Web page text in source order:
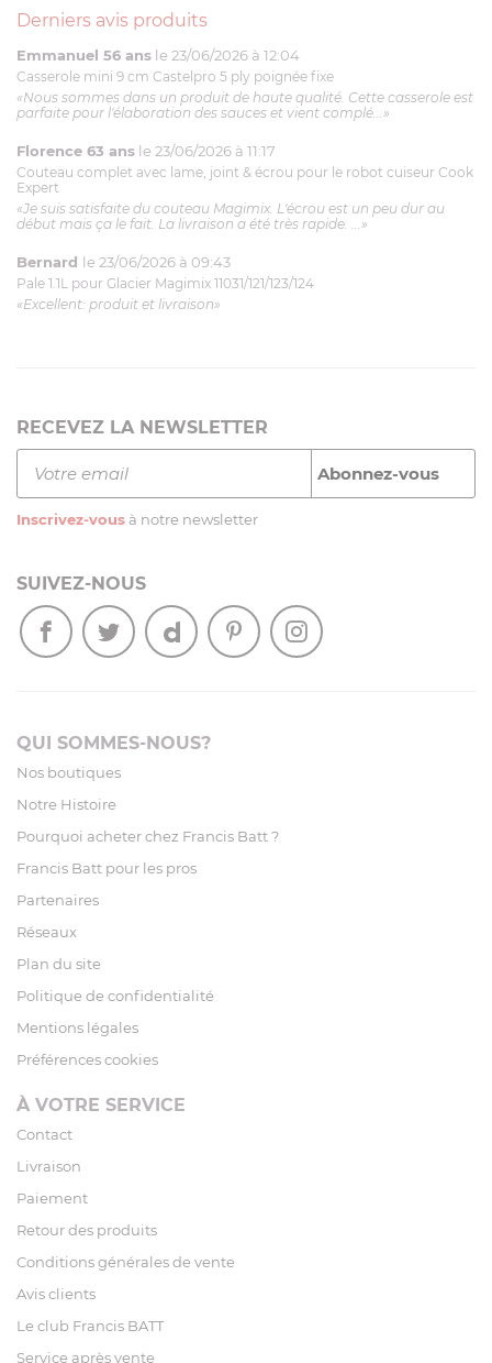
Derniers avis produits
Emmanuel 56 ans le 23/06/2026 à 12:04
Casserole mini 9 cm Castelpro 5 ply poignée fixe
«Nous sommes dans un produit de haute qualité. Cette casserole est
parfaite pour l'élaboration des sauces et vient complé...»
Florence 63 ans le 23/06/2026 à 11:17
Couteau complet avec lame, joint & écrou pour le robot cuiseur Cook
Expert
«Je suis satisfaite du couteau Magimix. L'écrou est un peu dur au
début mais ça le fait. La livraison a été très rapide. ...»
Bernard le 23/06/2026 à 09:43
Pale 1.1L pour Glacier Magimix 11031/121/123/124
«Excellent: produit et livraison»
RECEVEZ LA NEWSLETTER
Inscrivez-vous à notre newsletter
SUIVEZ-NOUS
QUI SOMMES-NOUS?
Nos boutiques
Notre Histoire
Pourquoi acheter chez Francis Batt ?
Francis Batt pour les pros
Partenaires
Réseaux
Plan du site
Politique de confidentialité
Mentions légales
Préférences cookies
À VOTRE SERVICE
Contact
Livraison
Paiement
Retour des produits
Conditions générales de vente
Avis clients
Le club Francis BATT
Service après vente